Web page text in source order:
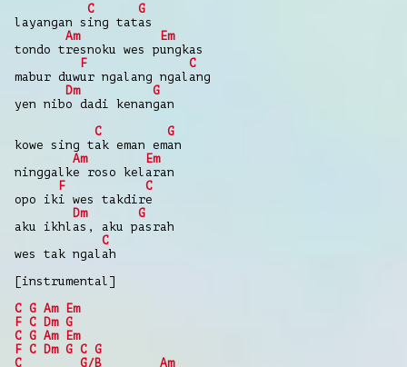
C
G
layangan sing tatas
Am
Em
tondo tresnoku wes pungkas
F
C
mabur duwur ngalang ngalang
Dm
G
yen nibo dadi kenangan
C
G
kowe sing tak eman eman
Am
Em
ninggalke roso kelaran
F
C
opo iki wes takdire
Dm
G
aku ikhlas, aku pasrah
C
wes tak ngalah
[instrumental]
C G Am
Em
F C Dm G
C G Am
Em
F C Dm G C G
C
G/B Am